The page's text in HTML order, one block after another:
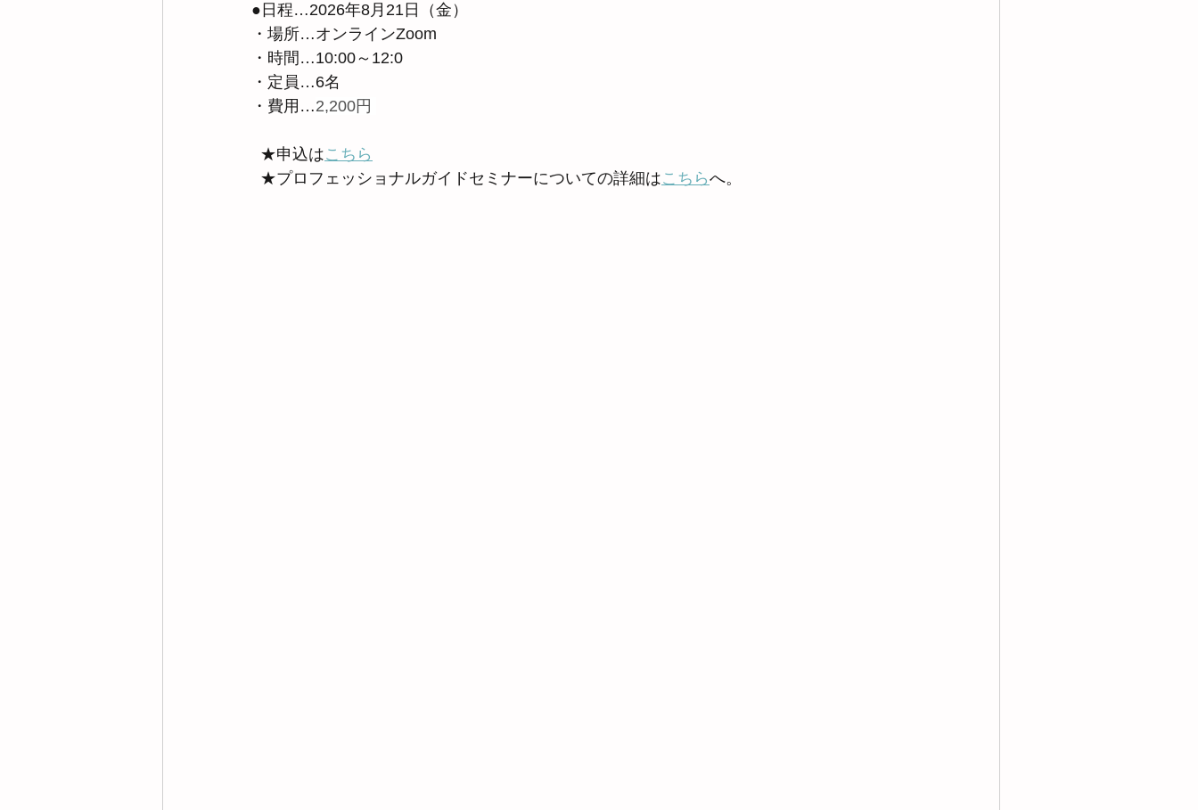
●日程…2026年8月21日（金）
・場所…オンラインZoom
・時間…10:00～12:0
・定員…6名
・費用…2,200円
  ★申込は
こちら
  ★プロフェッショナルガイドセミナーについての詳細は
こちらへ。